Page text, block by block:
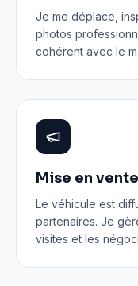
Je me déplace,
photos
cohérent avec le
Mise en vente
Le véhicule est
partenaires. Je
visites et les